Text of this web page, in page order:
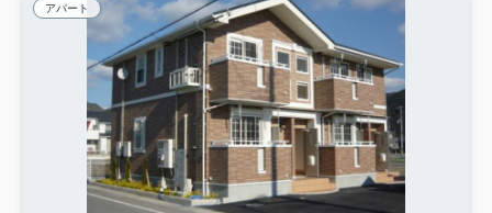
アパート